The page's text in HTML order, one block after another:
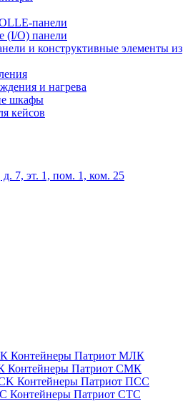
панели
(I/O) панели
и конструктивные элементы из
и нагрева
шкафы
кейсов
7, эт. 1, пом. 1, ком. 25
Контейнеры Патриот МЛК
Контейнеры Патриот СМК
Контейнеры Патриот ПСС
Контейнеры Патриот СТС